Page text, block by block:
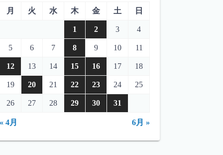
月
火 水 木 金 土 日
1 2 3 4
5 6 7 8 9 10 11
12 13 14 15 16 17 18
19 20 21 22 23 24 25
26 27 28 29 30 31
« 4月 6月 »